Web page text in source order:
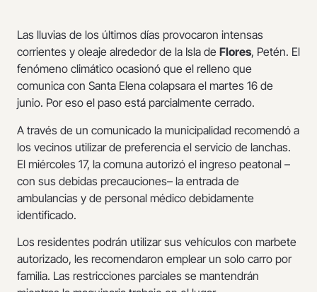
Las lluvias de los últimos días provocaron intensas
corrientes y oleaje alrededor de la Isla de Flores, Petén. El
fenómeno climático ocasionó que el relleno que
comunica con Santa Elena colapsara el martes 16 de
junio. Por eso el paso está parcialmente cerrado.
A través de un comunicado la municipalidad recomendó a
los vecinos utilizar de preferencia el servicio de lanchas.
El miércoles 17, la comuna autorizó el ingreso peatonal –
con sus debidas precauciones– la entrada de
ambulancias y de personal médico debidamente
identificado.
Los residentes podrán utilizar sus vehículos con marbete
autorizado, les recomendaron emplear un solo carro por
familia. Las restricciones parciales se mantendrán